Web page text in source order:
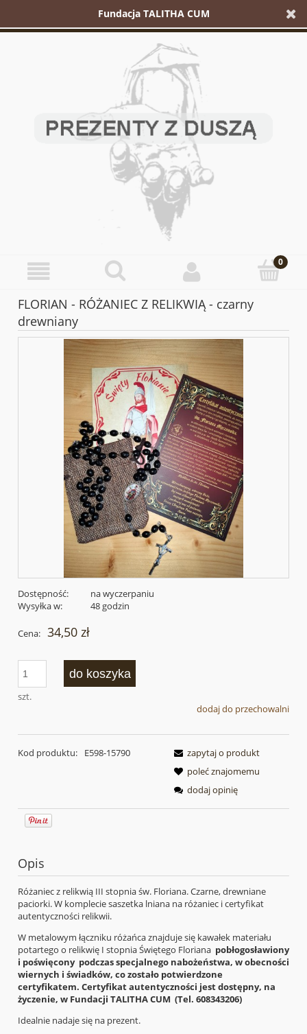
Fundacja TALITHA CUM
FLORIAN - RÓŻANIEC Z RELIKWIĄ - czarny
drewniany
Dostępność:
na wyczerpaniu
Wysyłka w:
48 godzin
Cena: 34,50 zł
szt.
do koszyka
dodaj do przechowalni
Kod produktu: E598-15790
zapytaj o produkt
poleć znajomemu
dodaj opinię
Opis
Różaniec z relikwią III stopnia św. Floriana. Czarne, drewniane
paciorki. W komplecie saszetka lniana na różaniec i certyfikat
autentyczności relikwii.
W metalowym łączniku różańca znajduje się kawałek materiału
potartego o relikwię I stopnia Świętego Floriana pobłogosławiony
i poświęcony podczas specjalnego nabożeństwa, w obecności
wiernych i świadków, co zostało potwierdzone
certyfikatem. Certyfikat autentyczności jest dostępny, na
życzenie, w Fundacji TALITHA CUM (Tel. 608343206)
Idealnie nadaje się na prezent.